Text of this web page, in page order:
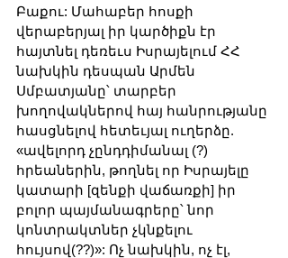
Բաքու: Մահաբեր հոսքի
վերաբերյալ իր կարծիքն էր
հայտնել դեռեւս Իսրայելում ՀՀ
նախկին դեսպան Արմեն
Սմբատյանը՝ տարբեր
խողովակներով հայ հանրությանը
հասցնելով հետեւյալ ուղերձը.
«ավելորդ չընդդիմանալ (?)
հրեաներին, թողնել որ Իսրայելը
կատարի [զենքի վաճառքի] իր
բոլոր պայմանագրերը՝ նոր
կոնտրակտներ չկնքելու
հույսով(??)»: Ոչ նախկին, ոչ էլ,